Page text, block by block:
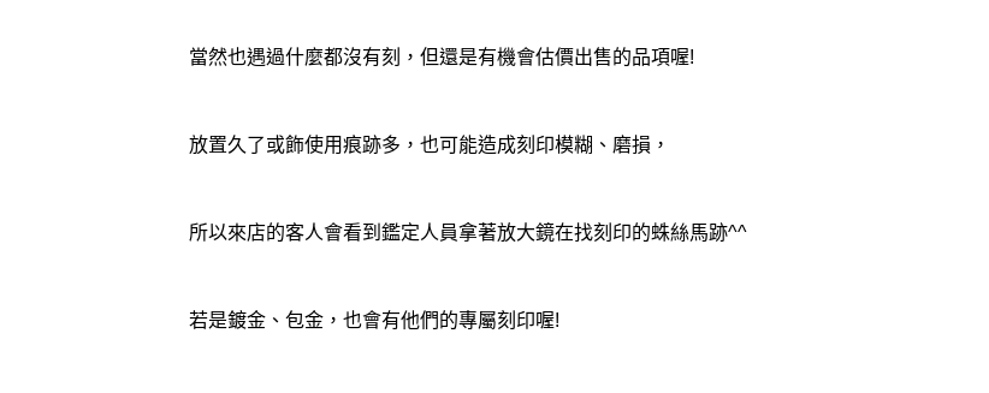
當然也遇過什麼都沒有刻，但還是有機會估價出售的品項喔!
放置久了或飾使用痕跡多，也可能造成刻印模糊、磨損，
所以來店的客人會看到鑑定人員拿著放大鏡在找刻印的蛛絲馬跡^^
若是鍍金、包金，也會有他們的專屬刻印喔!